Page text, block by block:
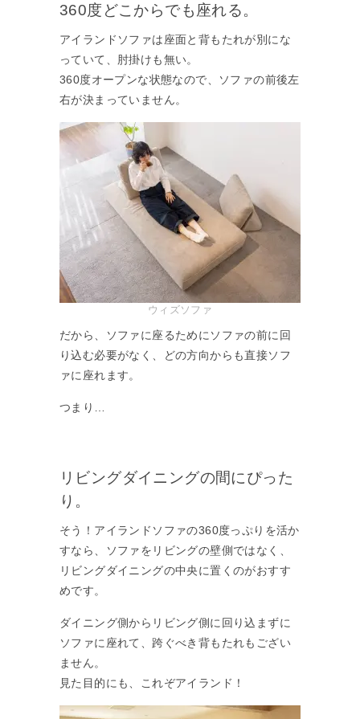
360度どこからでも座れる。
アイランドソファは座面と背もたれが別にな
っていて、肘掛けも無い。
360度オープンな状態なので、ソファの前後左
右が決まっていません。
ウィズソファ
だから、ソファに座るためにソファの前に回
り込む必要がなく、どの方向からも直接ソフ
ァに座れます。
つまり…
リビングダイニングの間にぴった
り。
そう！アイランドソファの360度っぷりを活か
すなら、ソファをリビングの壁側ではなく、
リビングダイニングの中央に置くのがおすす
めです。
ダイニング側からリビング側に回り込まずに
ソファに座れて、跨ぐべき背もたれもござい
ません。
見た目的にも、これぞアイランド！